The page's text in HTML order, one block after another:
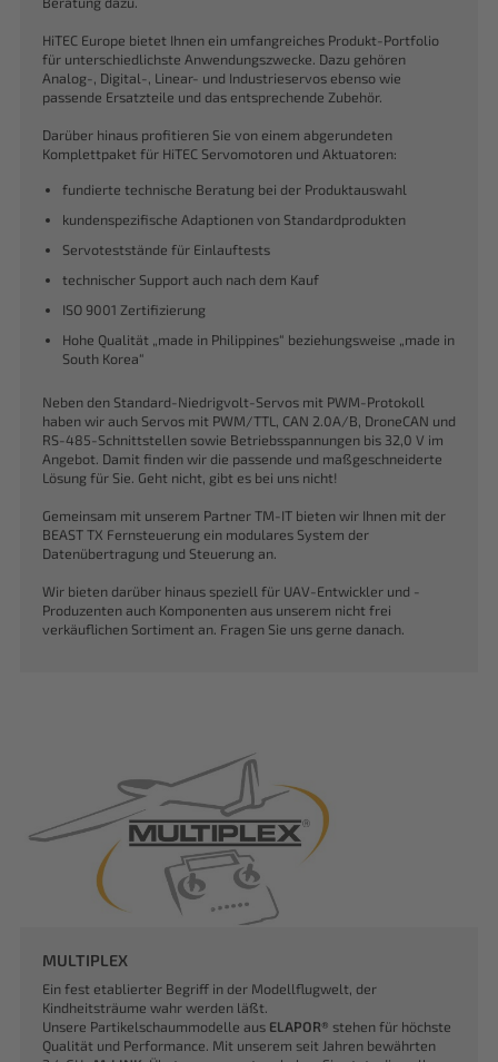
HiTEC Europe bietet Ihnen ein umfangreiches Produkt-Portfolio
für unterschiedlichste Anwendungszwecke. Dazu gehören
Analog-, Digital-, Linear- und Industrieservos ebenso wie
passende Ersatzteile und das entsprechende Zubehör.
Darüber hinaus profitieren Sie von einem abgerundeten
Komplettpaket für HiTEC Servomotoren und Aktuatoren:
fundierte technische Beratung bei der Produktauswahl
kundenspezifische Adaptionen von Standardprodukten
Servoteststände für Einlauftests
technischer Support auch nach dem Kauf
ISO 9001 Zertifizierung
Hohe Qualität „made in Philippines“ beziehungsweise „made in
South Korea“
Neben den Standard-Niedrigvolt-Servos mit PWM-Protokoll
haben wir auch Servos mit PWM/TTL, CAN 2.0A/B, DroneCAN und
RS-485-Schnittstellen sowie Betriebsspannungen bis 32,0 V im
Angebot. Damit finden wir die passende und maßgeschneiderte
Lösung für Sie. Geht nicht, gibt es bei uns nicht!
Gemeinsam mit unserem Partner TM-IT bieten wir Ihnen mit der
BEAST TX Fernsteuerung ein modulares System der
Datenübertragung und Steuerung an.
Wir bieten darüber hinaus speziell für UAV-Entwickler und -
Produzenten auch Komponenten aus unserem nicht frei
verkäuflichen Sortiment an. Fragen Sie uns gerne danach.
MULTIPLEX
Ein fest etablierter Begriff in der Modellflugwelt, der
Kindheitsträume wahr werden läßt.
Unsere Partikelschaummodelle aus ELAPOR® stehen für höchste
Qualität und Performance. Mit unserem seit Jahren bewährten